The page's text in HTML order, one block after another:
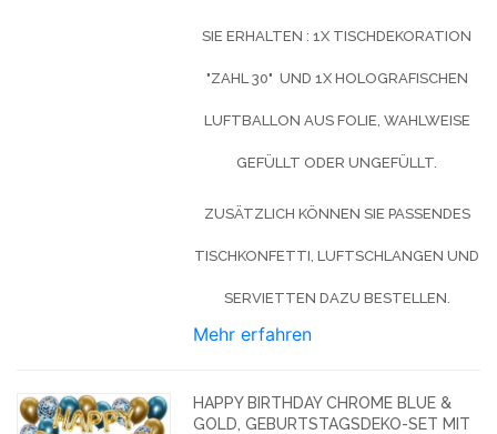
SIE ERHALTEN : 1X TISCHDEKORATION
"ZAHL 30" UND 1X HOLOGRAFISCHEN
LUFTBALLON AUS FOLIE, WAHLWEISE
GEFÜLLT ODER UNGEFÜLLT.
ZUSÄTZLICH KÖNNEN SIE PASSENDES
TISCHKONFETTI, LUFTSCHLANGEN UND
SERVIETTEN DAZU BESTELLEN.
Mehr erfahren
HAPPY BIRTHDAY CHROME BLUE &
GOLD, GEBURTSTAGSDEKO-SET MIT